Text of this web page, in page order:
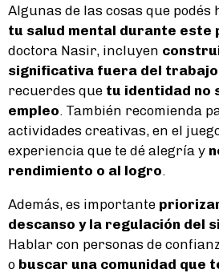
Algunas de las cosas que podés
tu salud mental durante este
doctora Nasir, incluyen
significativa fuera del trabajo
recuerdes que tu identidad no
empleo . También recomienda
actividades creativas, en el
experiencia que te dé alegría y
rendimiento o al logro
Además, es importante
descanso y la regulación del
Hablar con personas de
o buscar una comunidad que